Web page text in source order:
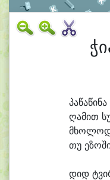
პაწაწინა
ღამით
მხოლოდ
თუ ეზო
დიდ